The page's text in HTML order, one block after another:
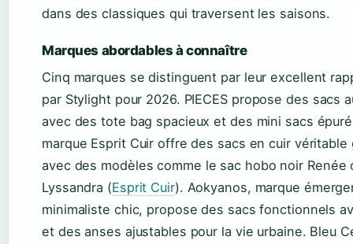
dans des classiques qui traversent les saisons.
Marques abordables à connaître
Cinq marques se distinguent par leur excellent
par Stylight pour 2026. PIECES propose des sacs
avec des tote bag spacieux et des mini sacs
marque Esprit Cuir offre des sacs en cuir
avec des modèles comme le sac hobo noir Renée
Lyssandra (Esprit Cuir). Aokyanos, marque
minimaliste chic, propose des sacs fonctionnels
et des anses ajustables pour la vie urbaine. Bleu